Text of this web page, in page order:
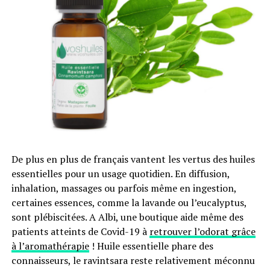
chamboule la perception du jour et de la nuit, modifie
les comportements, la communication entre espèces,
ainsi que les cycles de reproduction.
Si l’on posait la question : Qui fait du lèche-vitrine à 3
heures du matin ? La réponse serait : Personne. La
mesure devrait alors passer comme une lettre à la
SUIVANT
Interdiction du bois illégal en Europe, le compte n’y est
pas !
NE MANQUEZ PAS
Pour notre santé, bientôt le diesel au prix de l’essence
De plus en plus de français vantent les vertus des huiles
essentielles pour un usage quotidien. En diffusion,
inhalation, massages ou parfois même en ingestion,
certaines essences, comme la lavande ou l’eucalyptus,
sont plébiscitées. A Albi, une boutique aide même des
patients atteints de Covid-19 à retrouver l’odorat grâce
à l’aromathérapie! Huile essentielle phare des
connaisseurs, le ravintsara reste relativement méconnu